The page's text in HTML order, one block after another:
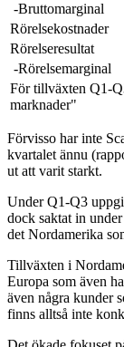
-Bruttomarginal
Rörelsekostnader
Rörelseresultat
-Rörelsemarginal
För tillväxten Q1-
marknader"
Förvisso har inte
kvartalet ännu
ut att varit starkt.
Under Q1-Q3
dock saktat in
det Nordamerika
Tillväxten i
Europa som även
även några kunder
finns alltså inte